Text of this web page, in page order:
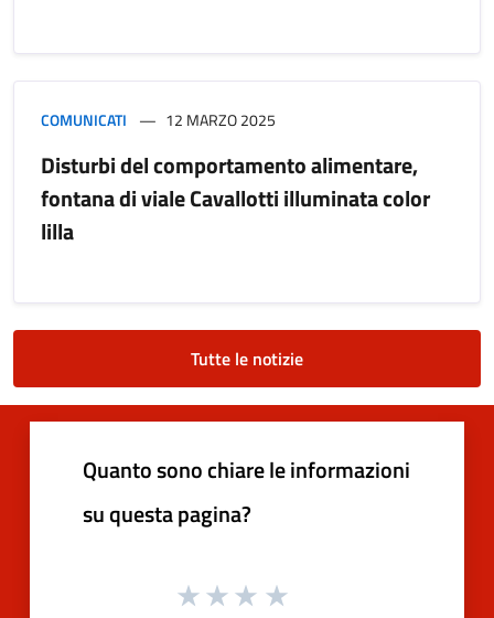
COMUNICATI 12 MARZO 2025
Disturbi del comportamento alimentare,
fontana di viale Cavallotti illuminata color
lilla
Tutte le notizie
Quanto sono chiare le informazioni
su questa pagina?